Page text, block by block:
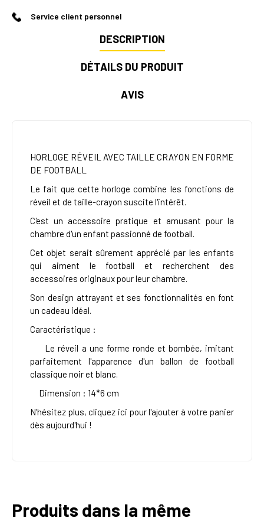
Service client personnel
DESCRIPTION
DÉTAILS DU PRODUIT
AVIS
HORLOGE RÉVEIL AVEC TAILLE CRAYON EN FORME
DE FOOTBALL
Le fait que cette horloge combine les fonctions de
réveil et de taille-crayon suscite l'intérêt.
C'est un accessoire pratique et amusant pour la
chambre d'un enfant passionné de football.
Cet objet serait sûrement apprécié par les enfants
qui aiment le football et recherchent des
accessoires originaux pour leur chambre.
Son design attrayant et ses fonctionnalités en font
un cadeau idéal.
Caractéristique :
Le réveil a une forme ronde et bombée, imitant
parfaitement l'apparence d'un ballon de football
classique noir et blanc.
Dimension : 14*6 cm
N'hésitez plus, cliquez ici pour l'ajouter à votre panier
dès aujourd'hui !
Produits dans la même